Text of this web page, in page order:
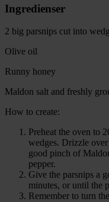
Ingredienser
2 big parsnips cut into
Olive oil
Runny honey
Maldon salt and freshly
How to create:
Preheat the oven to
wedges. Drizzle
good pinch of
pepper.
Give the parsnips a
minutes, or until the
Remember to turn